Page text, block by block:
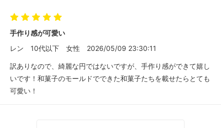
手作り感が可愛い
レン
10代以下 女性 2026/05/09 23:30:11
訳ありなので、綺麗な円ではないですが、手作り感ができて嬉し
いです！和菓子のモールドでできた和菓子たちを載せたらとても
可愛い！